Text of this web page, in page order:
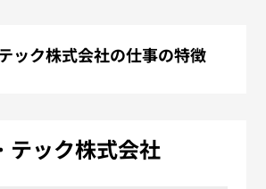
ック株式会社の仕事の特徴
テック株式会社